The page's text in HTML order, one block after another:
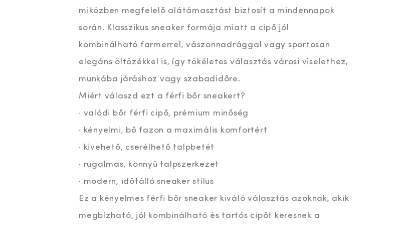
miközben megfelelő alátámasztást biztosít a mindennapok
során. Klasszikus sneaker formája miatt a cipő jól
kombinálható farmerrel, vászonnadrággal vagy sportosan
elegáns öltözékkel is, így tökéletes választás városi viselethez,
munkába járáshoz vagy szabadidőre.
Miért válaszd ezt a férfi bőr sneakert?
· valódi bőr férfi cipő, prémium minőség
· kényelmi, bő fazon a maximális komfortért
· kivehető, cserélhető talpbetét
· rugalmas, könnyű talpszerkezet
· modern, időtálló sneaker stílus
Ez a kényelmes férfi bőr sneaker kiváló választás azoknak, akik
megbízható, jól kombinálható és tartós cipőt keresnek a